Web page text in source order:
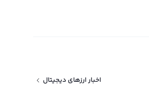
اخبار ارزهای دیجیتال